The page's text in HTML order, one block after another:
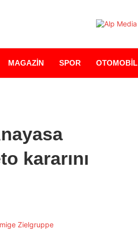
MAGAZİN SPOR OTOMOBİL
kararını